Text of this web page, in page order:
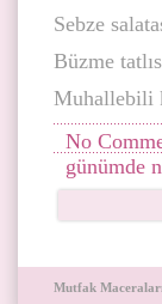
Sebze
Büzme
Muhallebili
No
günümde
Mutfak